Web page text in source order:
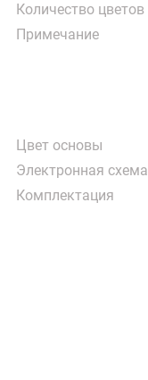
Количество цветов
Примечание
Цвет основы
Электронная схема
Комплектация